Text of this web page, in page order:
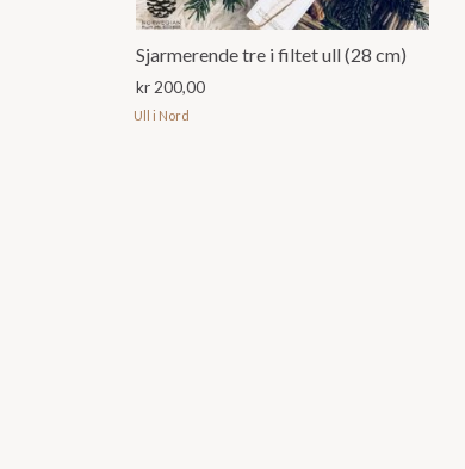
Sjarmerende tre i filtet ull (28 cm)
kr 200,00
Ull i Nord